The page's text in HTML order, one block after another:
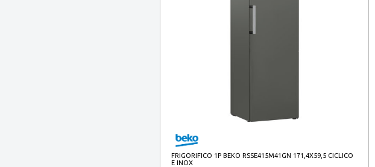
FRIGORIFICO 1P BEKO RSSE415M41GN 171,4X59,5 CICLICO
E INOX